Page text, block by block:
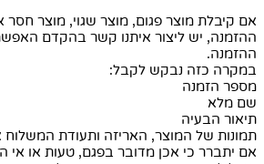
אם קיבלת מוצר פגום, מוצר שגוי, מוצר חסר
ההזמנה, יש ליצור איתנו קשר בהקדם
ההזמנה.
במקרה כזה נבקש לקבל:
מספר הזמנה
שם מלא
תיאור הבעיה
תמונות של המוצר, האריזה ותעודת המשלוח
אם יתברר כי אכן מדובר בפגם, טעות או